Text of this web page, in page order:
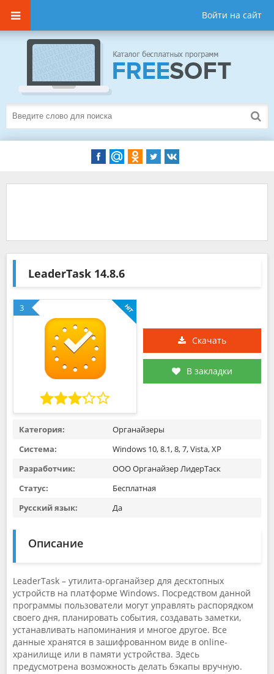
Войти на сайт
LeaderTask 14.8.6
3
Скачать
В закладки
Категория:
Органайзеры
Система:
Windows 10, 8.1, 8, 7, Vista, XP
Разработчик:
ООО Органайзер ЛидерТаск
Статус:
Бесплатная
Русский язык:
Да
Описание
LeaderTask – утилита-органайзер для десктопных
устройств на платформе Windows. Посредством данной
программы пользователи могут управлять распорядком
своего дня, планировать события, создавать заметки,
устанавливать напоминания и многое другое. Все
данные хранятся в зашифрованном виде в online-
хранилище или в памяти устройства. Здесь
предусмотрена возможность делать бэкапы вручную.